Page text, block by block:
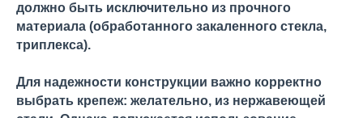
должно быть исключительно из прочного
материала (обработанного закаленного стекла,
триплекса).
Для надежности конструкции важно корректно
выбрать крепеж: желательно, из нержавеющей